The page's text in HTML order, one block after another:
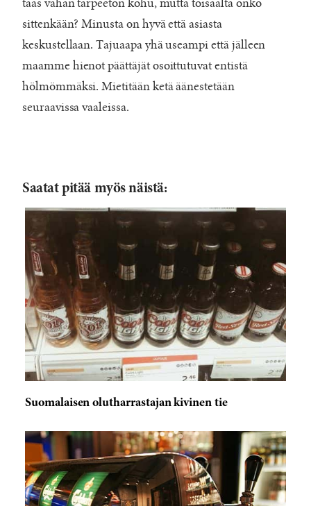
taas vähän tarpeeton kohu, mutta toisaalta onko
sittenkään? Minusta on hyvä että asiasta
keskustellaan. Tajuaapa yhä useampi että jälleen
maamme hienot päättäjät osoittutuvat entistä
hölmömmäksi. Mietitään ketä äänestetään
seuraavissa vaaleissa.
Saatat pitää myös näistä:
Suomalaisen olutharrastajan kivinen tie